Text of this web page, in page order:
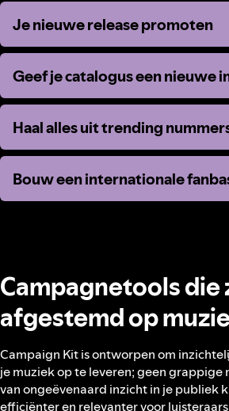
Je nieuwe release promoten
Je nieuwe release promoten
Geef je catalogus een nieuwe
Geef je catalogus een nieuwe
Haal alles uit trending
Haal alles uit trending
Bouw een internationale
Bouw een internationale
Campagnetools die
afgestemd op
Campaign Kit is ontworpen om
je muziek op te leveren; geen grappige
van ongeëvenaard inzicht in je publiek
efficiënter en relevanter voor